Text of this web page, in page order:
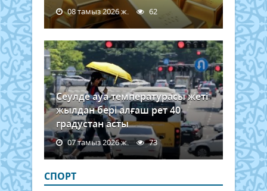
08 тамыз 2026 ж. 62
Сеулде ауа температурасы жеті
жылдан бері алғаш рет 40
градустан асты
07 тамыз 2026 ж. 73
СПОРТ